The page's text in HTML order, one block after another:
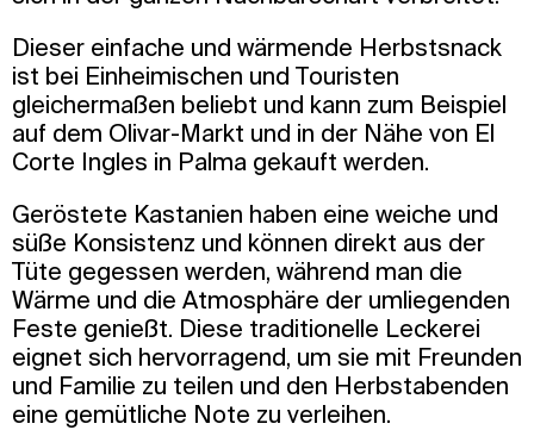
Dieser einfache und wärmende Herbstsnack
ist bei Einheimischen und Touristen
gleichermaßen beliebt und kann zum Beispiel
auf dem Olivar-Markt und in der Nähe von El
Corte Ingles in Palma gekauft werden.
Geröstete Kastanien haben eine weiche und
süße Konsistenz und können direkt aus der
Tüte gegessen werden, während man die
Wärme und die Atmosphäre der umliegenden
Feste genießt. Diese traditionelle Leckerei
eignet sich hervorragend, um sie mit Freunden
und Familie zu teilen und den Herbstabenden
eine gemütliche Note zu verleihen.